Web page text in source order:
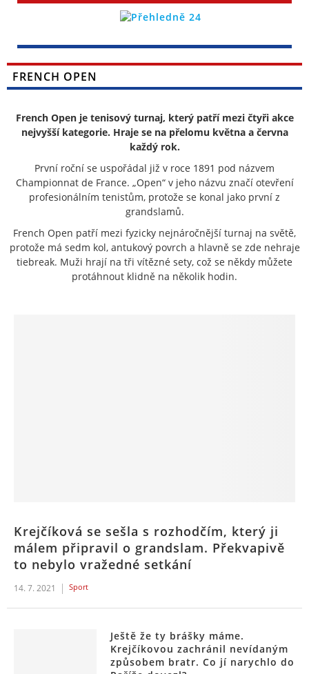
FRENCH OPEN
French Open je tenisový turnaj, který patří mezi čtyři akce
nejvyšší kategorie. Hraje se na přelomu května a června
každý rok.
První roční se uspořádal již v roce 1891 pod názvem
Championnat de France. „Open“ v jeho názvu značí otevření
profesionálním tenistům, protože se konal jako první z
grandslamů.
French Open patří mezi fyzicky nejnáročnější turnaj na světě,
protože má sedm kol, antukový povrch a hlavně se zde nehraje
tiebreak. Muži hrají na tři vítězné sety, což se někdy můžete
protáhnout klidně na několik hodin.
Krejčíková se sešla s rozhodčím, který ji
málem připravil o grandslam. Překvapivě
to nebylo vražedné setkání
14. 7. 2021 Sport
Ještě že ty brášky máme.
Krejčíkovou zachránil nevídaným
způsobem bratr. Co jí narychlo do